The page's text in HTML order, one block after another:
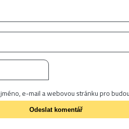
e-mail a webovou stránku pro